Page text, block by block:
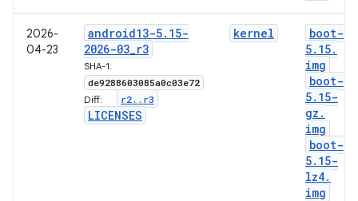
2026-
04-23
android13-5. 15-
2026-03_r3
SHA-1:
de9288603085a0c03e72
Diff: r2. . r3
LICENSES
kernel
boot-
5. 15.
img
boot-
5. 15-
gz .
img
boot-
5. 15-
lz4.
img